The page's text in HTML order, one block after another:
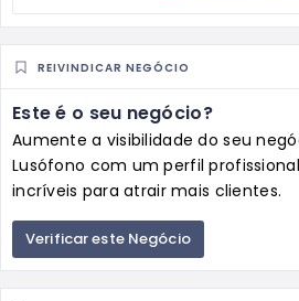
REIVINDICAR NEGÓCIO
Este é o seu negócio?
Aumente a visibilidade do seu
Lusófono com um perfil
incríveis para atrair mais clientes.
Verificar este Negócio